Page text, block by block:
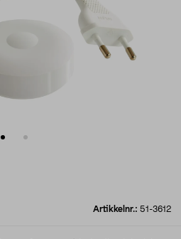
Artikkelnr.: 51-3612